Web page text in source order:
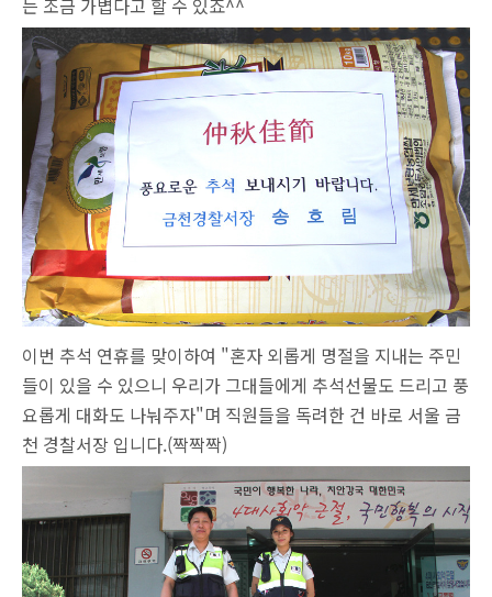
는 조금 가볍다고 할 수 있죠^^
이번 추석 연휴를 맞이하여 "혼자 외롭게 명절을 지내는 주민
들이 있을 수 있으니 우리가 그대들에게 추석선물도 드리고 풍
요롭게 대화도 나눠주자"며 직원들을 독려한 건 바로 서울 금
천 경찰서장 입니다.(짝짝짝)